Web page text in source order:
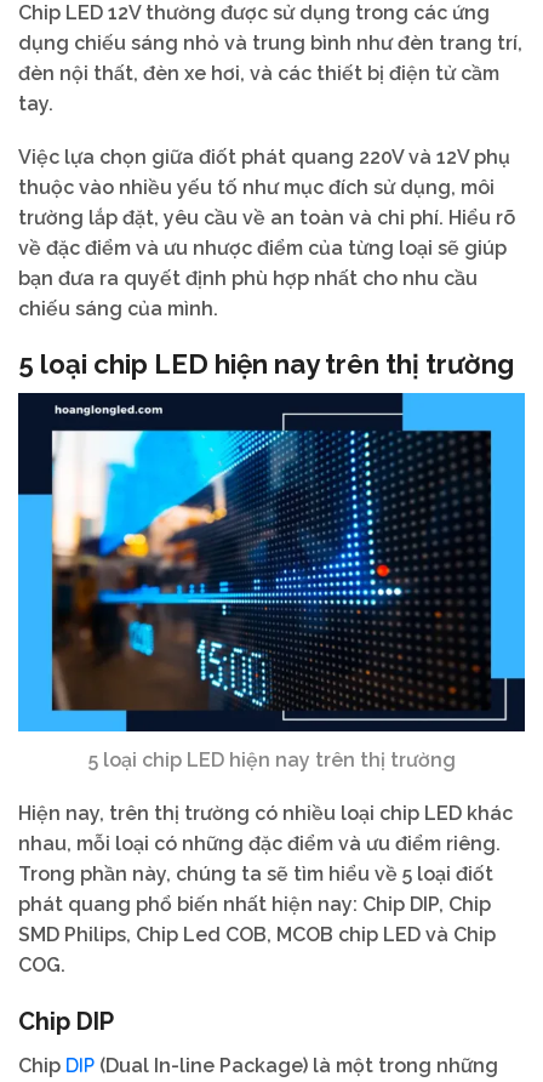
Chip LED 12V thường được sử dụng trong các ứng
dụng chiếu sáng nhỏ và trung bình như đèn trang trí,
đèn nội thất, đèn xe hơi, và các thiết bị điện tử cầm
tay.
Việc lựa chọn giữa điốt phát quang 220V và 12V phụ
thuộc vào nhiều yếu tố như mục đích sử dụng, môi
trường lắp đặt, yêu cầu về an toàn và chi phí. Hiểu rõ
về đặc điểm và ưu nhược điểm của từng loại sẽ giúp
bạn đưa ra quyết định phù hợp nhất cho nhu cầu
chiếu sáng của mình.
5 loại chip LED hiện nay trên thị trường
5 loại chip LED hiện nay trên thị trường
Hiện nay, trên thị trường có nhiều loại chip LED khác
nhau, mỗi loại có những đặc điểm và ưu điểm riêng.
Trong phần này, chúng ta sẽ tìm hiểu về 5 loại điốt
phát quang phổ biến nhất hiện nay: Chip DIP, Chip
SMD Philips, Chip Led COB, MCOB chip LED và Chip
COG.
Chip DIP
Chip DIP (Dual In-line Package) là một trong những